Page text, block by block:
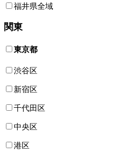
福井県全域
関東
東京都
渋谷区
新宿区
千代田区
中央区
港区